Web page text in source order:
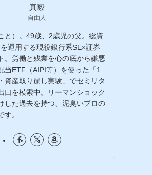
真毅
自由人
と）。49歳、2歳児の父。総資
運用する現役銀行系SE×証券
。労働と残業を心の底から嫌悪
当ETF（AIPI等）を使った「1
資産取り崩し実験」でセミリタ
口を模索中。リーマンショック
した過去を持つ、泥臭いプロの
す。